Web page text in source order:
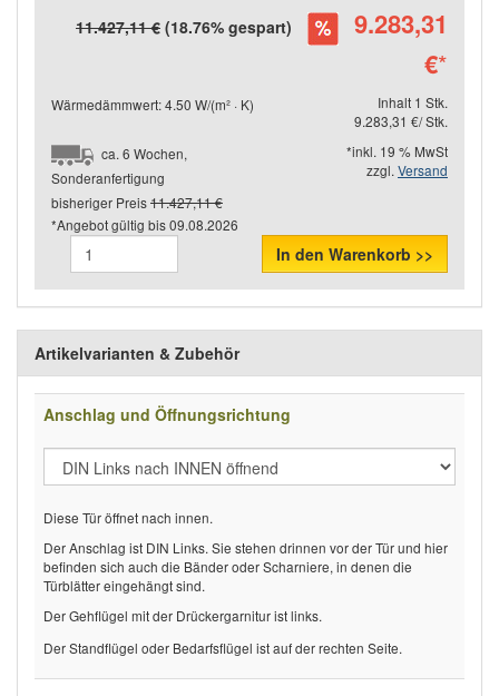
11.427,11 € (18.76% gespart)
9.283,31
€*
Wärmedämmwert: 4.50 W/(m² · K)
Inhalt 1 Stk.
9.283,31 €/ Stk.
ca. 6 Wochen,
Sonderanfertigung
*inkl. 19 % MwSt
zzgl. Versand
bisheriger Preis11.427,11 €
*Angebot gültig bis09.08.2026
In den Warenkorb >>
Artikelvarianten & Zubehör
Anschlag und Öffnungsrichtung
Diese Tür öffnet nach innen.
Der Anschlag ist DIN Links. Sie stehen drinnen vor der Tür und hier
befinden sich auch die Bänder oder Scharniere, in denen die
Türblätter eingehängt sind.
Der Gehflügel mit der Drückergarnitur ist links.
Der Standflügel oder Bedarfsflügel ist auf der rechten Seite.